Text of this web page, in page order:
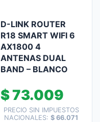
D-LINK ROUTER
R18 SMART WIFI 6
AX1800 4
ANTENAS DUAL
BAND – BLANCO
$73.009
PRECIO SIN IMPUESTOS
NACIONALES:$ 66.071